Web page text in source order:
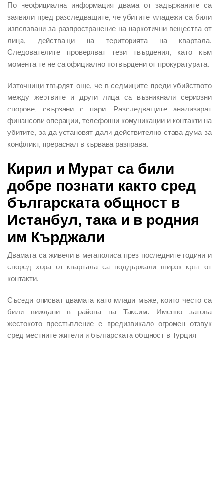
По неофициална информация двама от задържаните са
заявили пред разследващите, че убитите младежи са били
използвани за разпространение на наркотични вещества от
лица, действащи на територията на квартала.
Следователите проверяват тези твърдения, като към
момента те не са официално потвърдени от прокуратурата.
Източници твърдят още, че в седмиците преди убийството
между жертвите и други лица са възникнали сериозни
спорове, свързани с пари. Разследващите анализират
финансови операции, телефонни комуникации и контакти на
убитите, за да установят дали действително става дума за
конфликт, прераснал в кървава разправа.
Кирил и Мурат са били
добре познати както сред
българската общност в
Истанбул, така и в родния
им Кърджали
Двамата са живели в мегаполиса през последните години и
според хора от квартала са поддържали широк кръг от
контакти.
Съседи описват двамата като млади мъже, които често са
били виждани в района на Таксим. Именно затова
жестокото престъпление е предизвикало огромен отзвук
сред местните жители и българската общност в Турция.